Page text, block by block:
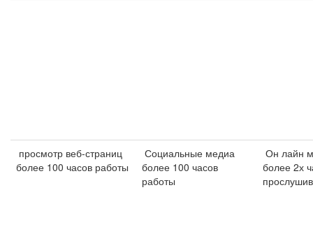
просмотр веб-страниц
более 100 часов работы
Социальные медиа
более 100 часов
работы
Он лайн
более 2х